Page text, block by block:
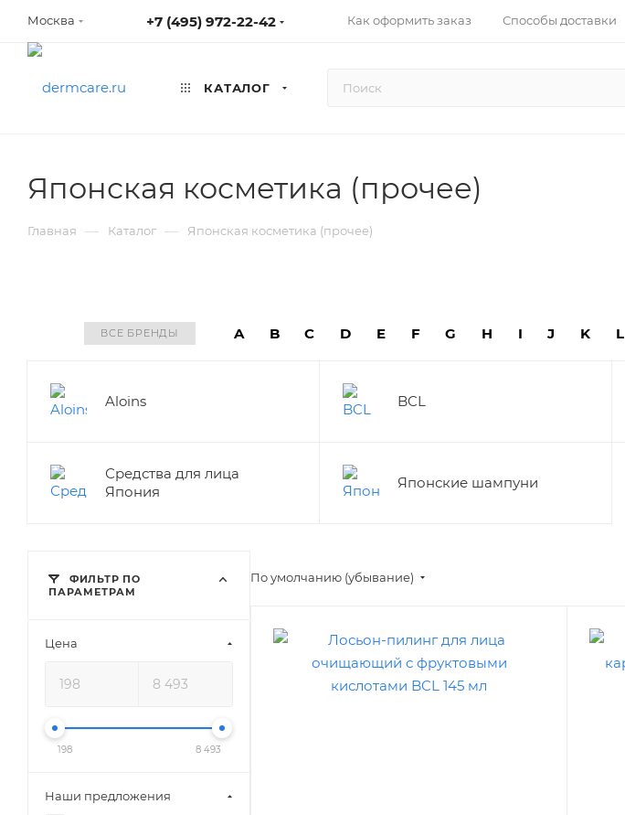
Москва +7 (495) 972-22-42 Как оформить заказ Способы доставки
КАТАЛОГ
Японская косметика (прочее)
Главная — Каталог — Японская косметика (прочее)
ВСЕ БРЕНДЫ A B C D E F G H I J K L
Aloins BCL
Средства для лица
Япония
Японские шампуни
По умолчанию (убывание)
ФИЛЬТР ПО
ПАРАМЕТРАМ
Цена
198 8 493
Наши предложения